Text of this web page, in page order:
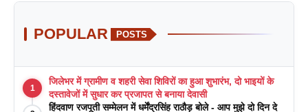
POPULAR POSTS
1
जिलेभर में ग्रामीण व शहरी सेवा शिविरों का हुआ शुभारंभ, दो भाइयों के
दस्तावेजों में सुधार कर प्रजापत से बनाया देवासी
हिंदवाण रजपूती सम्मेलन में धर्मेंद्रसिंह राठौड़ बोले - आप मुझे दो दिन दे